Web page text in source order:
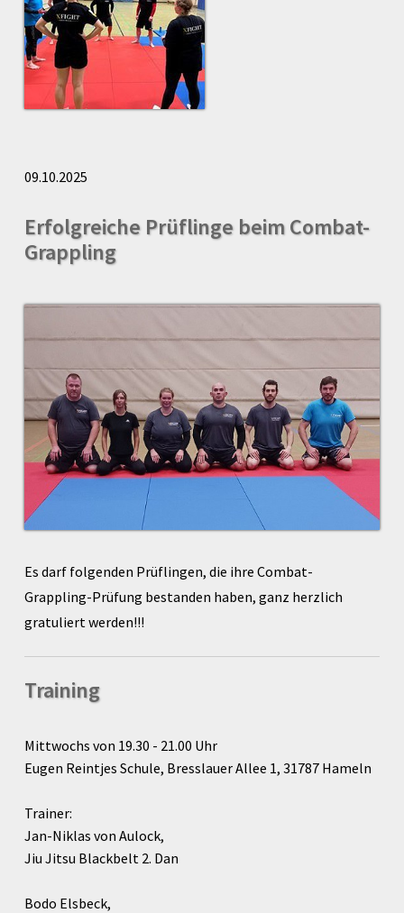
09.10.2025
Erfolgreiche Prüflinge beim Combat-
Grappling
Es darf folgenden Prüflingen, die ihre Combat-
Grappling-Prüfung bestanden haben, ganz herzlich
gratuliert werden!!!
Training
Mittwochs von 19.30 - 21.00 Uhr
Eugen Reintjes Schule, Bresslauer Allee 1, 31787 Hameln
Trainer:
Jan-Niklas von Aulock,
Jiu Jitsu Blackbelt 2. Dan
Bodo Elsbeck,